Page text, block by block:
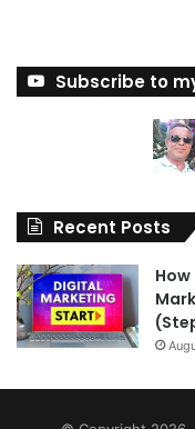
Subscribe to
Recent Posts